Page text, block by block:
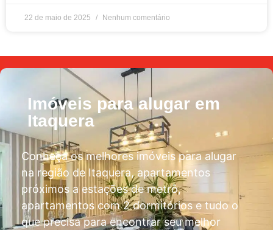
22 de maio de 2025 Nenhum comentário
Imóveis para alugar em
Itaquera
Conheça os melhores imóveis para alugar
na região de Itaquera, apartamentos
próximos a estações de metrô,
apartamentos com 2 dormitórios e tudo o
que precisa para encontrar seu melhor